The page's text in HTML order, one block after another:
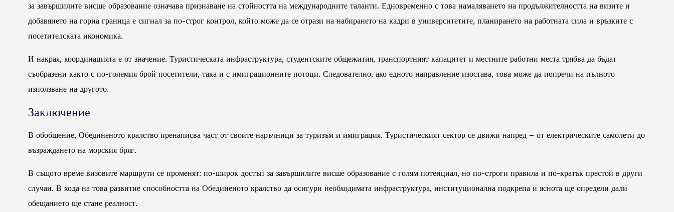
за завършилите висше образование означава признаване на стойността на международните таланти. Едновременно с това намаляването на продължителността на визите и
добавянето на горна граница е сигнал за по-строг контрол, който може да се отрази на набирането на кадри в университетите, планирането на работната сила и връзките с
посетителската икономика.
И накрая, координацията е от значение. Туристическата инфраструктура, студентските общежития, транспортният капацитет и местните работни места трябва да бъдат
съобразени както с по-големия брой посетители, така и с имиграционните потоци. Следователно, ако едното направление изостава, това може да попречи на пълното
използване на другото.
Заключение
В обобщение, Обединеното кралство пренаписва част от своите наръчници за туризъм и имиграция. Туристическият сектор се движи напред – от електрическите самолети до
възраждането на морския бряг.
В същото време визовите маршрути се променят: по-широк достъп за завършилите висше образование с голям потенциал, но по-строги правила и по-кратък престой в други
случаи. В хода на това развитие способността на Обединеното кралство да осигури необходимата инфраструктура, институционална подкрепа и яснота ще определи дали
обещанието ще стане реалност.